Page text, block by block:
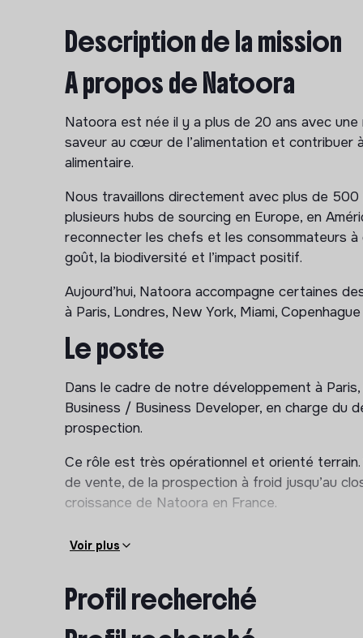
Description de la mission
À propos de Natoora
Natoora est née il y a plus de 20 ans avec
saveur au cœur de l’alimentation et contribuer
alimentaire.
Nous travaillons directement avec plus de
plusieurs hubs de sourcing en Europe, en
reconnecter les chefs et les consommateurs
goût, la biodiversité et l’impact positif.
Aujourd’hui, Natoora accompagne certaines
à Paris, Londres, New York, Miami,
Le poste
Dans le cadre de notre développement à
Business / Business Developer, en charge du
prospection.
Ce rôle est très opérationnel et orienté terrain.
de vente, de la prospection à froid jusqu’au
croissance de Natoora en France.
Vos missions
- Développer de nouveaux comptes dans les
traiteurs
Voir plus
Profil recherché